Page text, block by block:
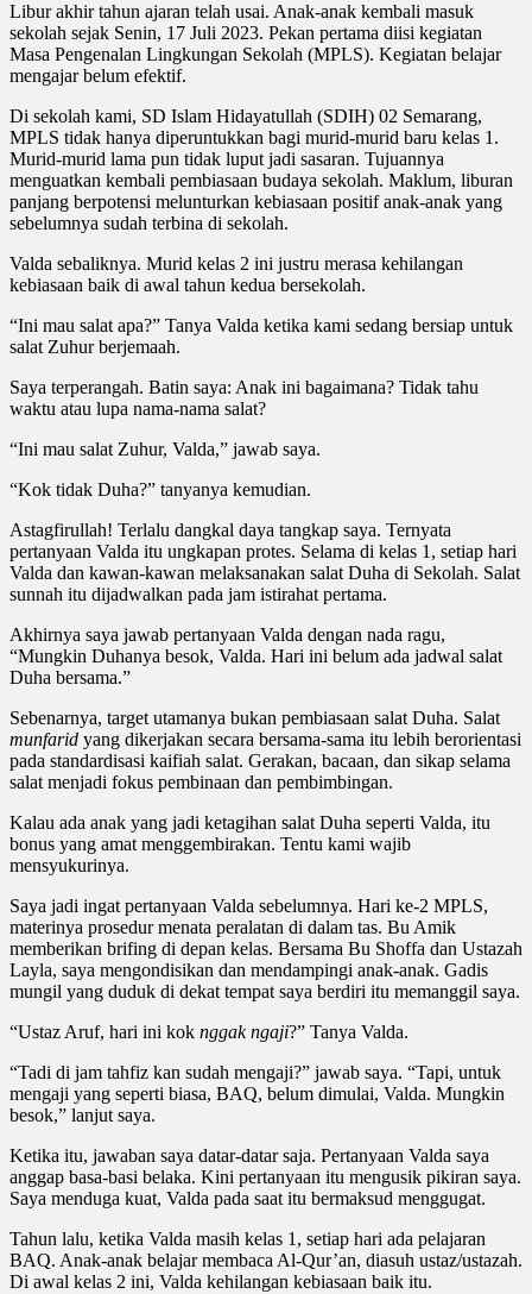
Libur akhir tahun ajaran telah usai. Anak-anak kembali masuk
sekolah sejak Senin, 17 Juli 2023. Pekan pertama diisi kegiatan
Masa Pengenalan Lingkungan Sekolah (MPLS). Kegiatan belajar
mengajar belum efektif.
Di sekolah kami, SD Islam Hidayatullah (SDIH) 02 Semarang,
MPLS tidak hanya diperuntukkan bagi murid-murid baru kelas 1.
Murid-murid lama pun tidak luput jadi sasaran. Tujuannya
menguatkan kembali pembiasaan budaya sekolah. Maklum, liburan
panjang berpotensi melunturkan kebiasaan positif anak-anak yang
sebelumnya sudah terbina di sekolah.
Valda sebaliknya. Murid kelas 2 ini justru merasa kehilangan
kebiasaan baik di awal tahun kedua bersekolah.
“Ini mau salat apa?” Tanya Valda ketika kami sedang bersiap untuk
salat Zuhur berjemaah.
Saya terperangah. Batin saya: Anak ini bagaimana? Tidak tahu
waktu atau lupa nama-nama salat?
“Ini mau salat Zuhur, Valda,” jawab saya.
“Kok tidak Duha?” tanyanya kemudian.
Astagfirullah! Terlalu dangkal daya tangkap saya. Ternyata
pertanyaan Valda itu ungkapan protes. Selama di kelas 1, setiap hari
Valda dan kawan-kawan melaksanakan salat Duha di Sekolah. Salat
sunnah itu dijadwalkan pada jam istirahat pertama.
Akhirnya saya jawab pertanyaan Valda dengan nada ragu,
“Mungkin Duhanya besok, Valda. Hari ini belum ada jadwal salat
Duha bersama.”
Sebenarnya, target utamanya bukan pembiasaan salat Duha. Salat
munfarid yang dikerjakan secara bersama-sama itu lebih berorientasi
pada standardisasi kaifiah salat. Gerakan, bacaan, dan sikap selama
salat menjadi fokus pembinaan dan pembimbingan.
Kalau ada anak yang jadi ketagihan salat Duha seperti Valda, itu
bonus yang amat menggembirakan. Tentu kami wajib
mensyukurinya.
Saya jadi ingat pertanyaan Valda sebelumnya. Hari ke-2 MPLS,
materinya prosedur menata peralatan di dalam tas. Bu Amik
memberikan brifing di depan kelas. Bersama Bu Shoffa dan Ustazah
Layla, saya mengondisikan dan mendampingi anak-anak. Gadis
mungil yang duduk di dekat tempat saya berdiri itu memanggil saya.
“Ustaz Aruf, hari ini kok nggak ngaji?” Tanya Valda.
“Tadi di jam tahfiz kan sudah mengaji?” jawab saya. “Tapi, untuk
mengaji yang seperti biasa, BAQ, belum dimulai, Valda. Mungkin
besok,” lanjut saya.
Ketika itu, jawaban saya datar-datar saja. Pertanyaan Valda saya
anggap basa-basi belaka. Kini pertanyaan itu mengusik pikiran saya.
Saya menduga kuat, Valda pada saat itu bermaksud menggugat.
Tahun lalu, ketika Valda masih kelas 1, setiap hari ada pelajaran
BAQ. Anak-anak belajar membaca Al-Qur’an, diasuh ustaz/ustazah.
Di awal kelas 2 ini, Valda kehilangan kebiasaan baik itu.